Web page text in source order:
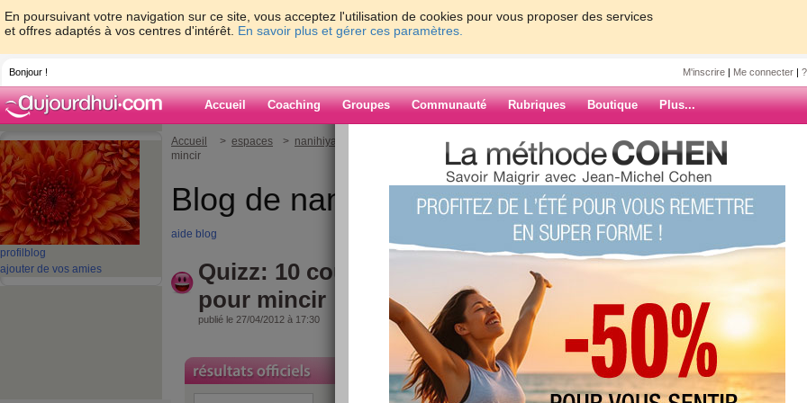
En poursuivant votre navigation sur ce site, vous acceptez l'utilisation de cookies pour vous proposer des services
et offres adaptés à vos centres d'intérêt. En savoir plus et gérer ces paramètres.
Bonjour ! M'inscrire | Me connecter |
Accueil Coaching Groupes Communauté Rubriques Boutique Plus...
profil blog
ajouter de vos amies
Accueil > espaces > nanihiyajcasa
> Quizz: 10 coupe-faim naturels pour
mincir
Blog de nanihiyajcasa
aide blog
Quizz: 10 coupe-faim naturels
pour mincir
publié le 27/04/2012 à 17:30
ARCHIVES